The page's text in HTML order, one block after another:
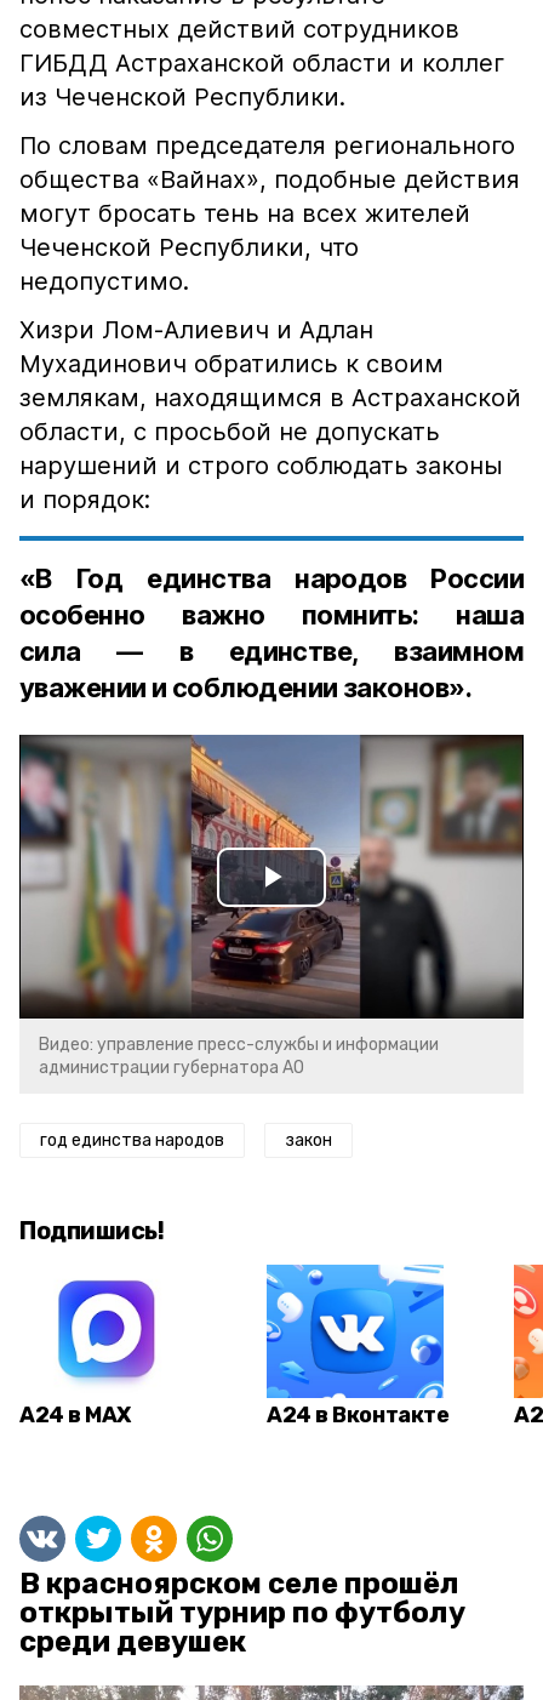
совместных действий сотрудников
ГИБДД Астраханской области и коллег
из Чеченской Республики.
По словам председателя регионального
общества «Вайнах», подобные действия
могут бросать тень на всех жителей
Чеченской Республики, что
недопустимо.
Хизри Лом-Алиевич и Адлан
Мухадинович обратились к своим
землякам, находящимся в Астраханской
области, с просьбой не допускать
нарушений и строго соблюдать законы
и порядок:
«В Год единства народов России
особенно важно помнить: наша
сила — в единстве, взаимном
уважении и соблюдении законов».
Play
Video
Видео: управление пресс-службы и информации
администрации губернатора АО
год единства народов закон
Подпишись!
А24 в MAX А24 в Вконтакте
В красноярском селе прошёл
открытый турнир по футболу
среди девушек